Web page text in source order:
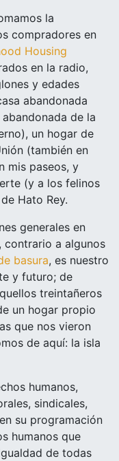
la
compradores en
Housing
en la radio,
y edades
abandonada
de la
un hogar de
(también en
mis paseos, y
(y a los felinos
Hato Rey.
generales en
contrario a algunos
basura, es nuestro
y futuro; de
treintañeros
un hogar propio
que nos vieron
de aquí: la isla
humanos,
sindicales,
su programación
humanos que
de todas